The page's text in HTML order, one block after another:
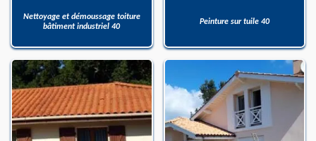
Nettoyage et démoussage toiture
bâtiment industriel 40
Peinture sur tuile 40